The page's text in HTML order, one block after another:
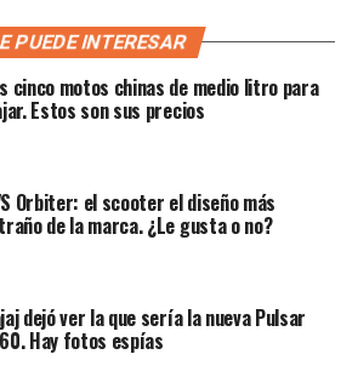
un enfoque completamente
premia la estética, sino también la
con éxito. Este año participaron
países, todas presentadas en el
PUEDE INTERESAR
cinco motos chinas de medio litro para
Estos son sus precios
Orbiter: el scooter el diseño más
de la marca. ¿Le gusta o no?
dejó ver la que sería la nueva Pulsar
Hay fotos espías